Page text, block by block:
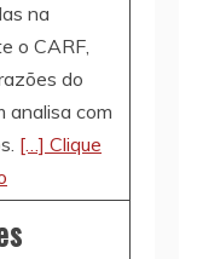
na
o CARF,
do
analisa com
[…] Clique